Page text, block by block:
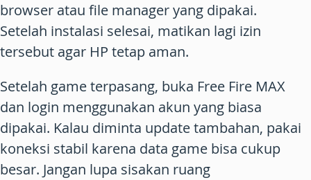
browser atau file manager yang dipakai.
Setelah instalasi selesai, matikan lagi izin
tersebut agar HP tetap aman.
Setelah game terpasang, buka Free Fire MAX
dan login menggunakan akun yang biasa
dipakai. Kalau diminta update tambahan, pakai
koneksi stabil karena data game bisa cukup
besar. Jangan lupa sisakan ruang